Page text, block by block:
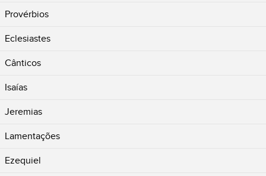
Provérbios
Eclesiastes
Cânticos
Isaías
Jeremias
Lamentações
Ezequiel